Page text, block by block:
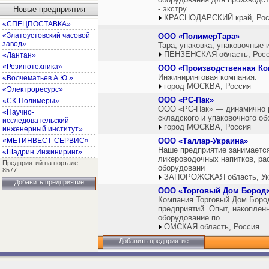
Новые предприятия
«СПЕЦПОСТАВКА»
«Златоустовский часовой
завод»
«Лантан»
«Резинотехника»
«Волчематьев А.Ю.»
«Электроресурс»
«СК-Полимеры»
«Научно-
исследовательский
инженерный институт»
«МЕТИНВЕСТ-СЕРВИС»
«Шадрин Инжиниринг»
Предприятий на портале:
8577
Добавить предприятие
- экстру
КРАСНОДАРСКИЙ край,
ООО «ПолимерТара»
Тара, упаковка, упаковочные
ПЕНЗЕНСКАЯ область,
ООО «Производственная
Инжиниринговая компания.
город МОСКВА, Россия
ООО «РС-Пак»
ООО «РС-Пак» — динамично
складского и упаковочного
город МОСКВА, Россия
ООО «Таллар-Украина»
Наше предприятие
ликероводочных напитков,
оборудовани
ЗАПОРОЖСКАЯ область,
ООО «Торговый Дом
Компания Торговый Дом
предприятий. Опыт,
оборудование по
ОМСКАЯ область, Россия
Добавить предприятие